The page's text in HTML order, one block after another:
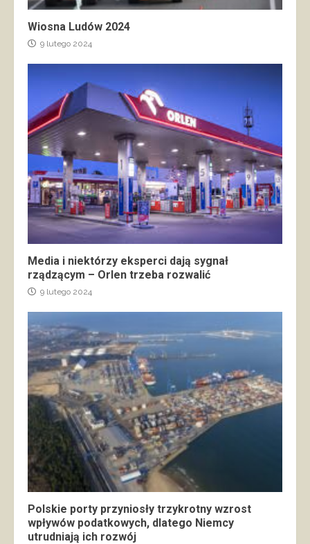
Wiosna Ludów 2024
9 lutego 2024
Media i niektórzy eksperci dają sygnał
rządzącym – Orlen trzeba rozwalić
9 lutego 2024
Polskie porty przyniosły trzykrotny wzrost
wpływów podatkowych, dlatego Niemcy
utrudniają ich rozwój